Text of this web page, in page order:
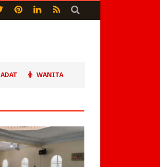
ADAT WANITA